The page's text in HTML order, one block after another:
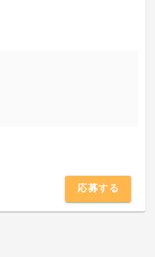
応募する